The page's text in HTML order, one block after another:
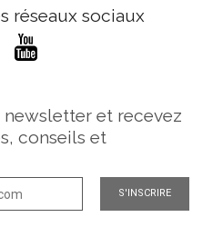
réseaux sociaux
newsletter et recevez
conseils et
S'INSCRIRE